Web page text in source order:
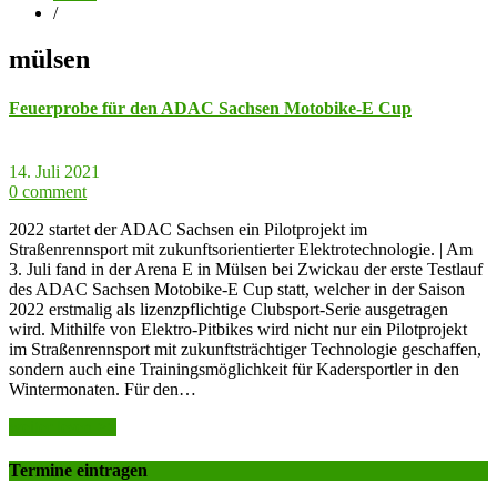
/
mülsen
Feuerprobe für den ADAC Sachsen Motobike-E Cup
14. Juli 2021
0 comment
2022 startet der ADAC Sachsen ein Pilotprojekt im
Straßenrennsport mit zukunftsorientierter Elektrotechnologie. | Am
3. Juli fand in der Arena E in Mülsen bei Zwickau der erste Testlauf
des ADAC Sachsen Motobike-E Cup statt, welcher in der Saison
2022 erstmalig als lizenzpflichtige Clubsport-Serie ausgetragen
wird. Mithilfe von Elektro-Pitbikes wird nicht nur ein Pilotprojekt
im Straßenrennsport mit zukunftsträchtiger Technologie geschaffen,
sondern auch eine Trainingsmöglichkeit für Kadersportler in den
Wintermonaten. Für den…
Termine eintragen